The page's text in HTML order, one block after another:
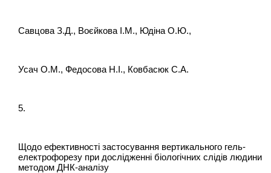
Савцова З.Д., Воєйкова І.М., Юдіна О.Ю.,
Усач О.М., Федосова Н.І., Ковбасюк С.А.
5.
Щодо ефективності застосування вертикального гель-
електрофорезу при дослідженні біологічних слідів людини
методом ДНК-аналізу